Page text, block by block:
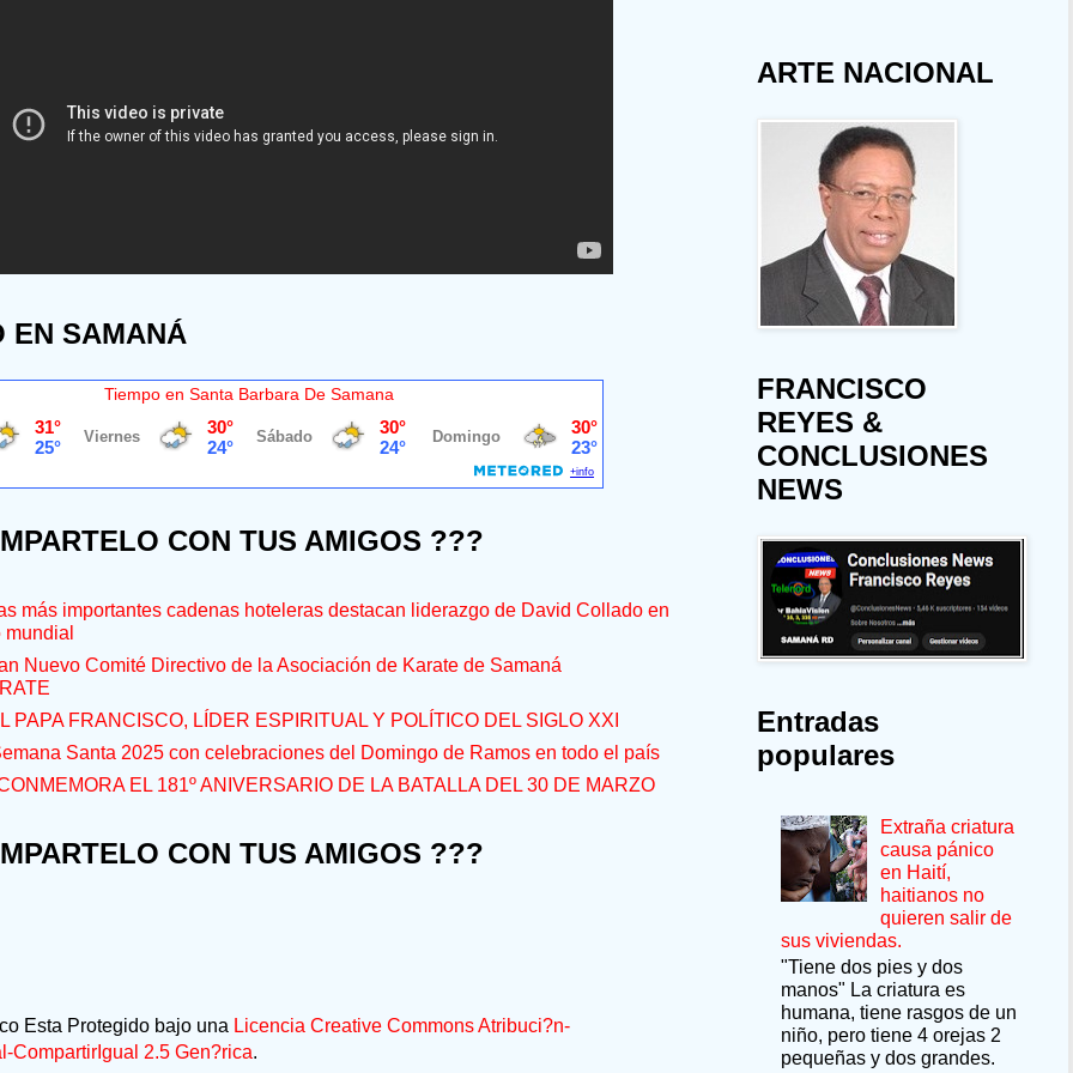
EN SAMANÁ
Tiempo en Santa Barbara De Samana
CON TUS AMIGOS ???
más importantes cadenas hoteleras destacan liderazgo de David Collado en
Nuevo Comité Directivo de la Asociación de Karate de Samaná
PAPA FRANCISCO, LÍDER ESPIRITUAL Y POLÍTICO DEL SIGLO XXI
Santa 2025 con celebraciones del Domingo de Ramos en todo el país
EL 181º ANIVERSARIO DE LA BATALLA DEL 30 DE MARZO
CON TUS AMIGOS ???
Esta Protegido bajo una Licencia Creative Commons Atribuci?n-
CompartirIgual 2.5 Gen?rica.
ARTE NACIONAL
FRANCISCO
REYES &
CONCLUSIONES
NEWS
Entradas
populares
Extraña criatura
causa pánico
en Haití,
haitianos no
quieren salir de
sus viviendas.
"Tiene dos pies y dos
manos" La criatura es
humana, tiene rasgos de un
niño, pero tiene 4 orejas 2
pequeñas y dos grandes.